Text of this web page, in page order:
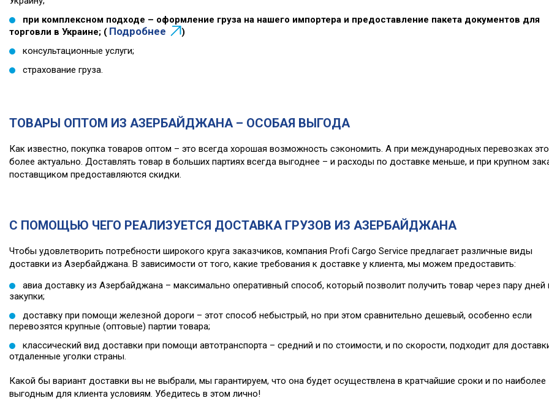
при комплексном подходе – оформление груза на нашего импортера и предоставление пакета документов для
торговли в Украине; ( Подробнее
)
консультационные услуги;
страхование груза.
ТОВАРЫ ОПТОМ ИЗ АЗЕРБАЙДЖАНА – ОСОБАЯ ВЫГОДА
Как известно, покупка товаров оптом – это всегда хорошая возможность сэкономить. А при международных перевозках
более актуально. Доставлять товар в больших партиях всегда выгоднее – и расходы по доставке меньше, и при крупном
поставщиком предоставляются скидки.
С ПОМОЩЬЮ ЧЕГО РЕАЛИЗУЕТСЯ ДОСТАВКА ГРУЗОВ ИЗ АЗЕРБАЙДЖАНА
Чтобы удовлетворить потребности широкого круга заказчиков, компания Profi Cargo Service предлагает различные виды
доставки из Азербайджана. В зависимости от того, какие требования к доставке у клиента, мы можем предоставить:
авиа доставку из Азербайджана – максимально оперативный способ, который позволит получить товар через пару дней
закупки;
доставку при помощи железной дороги – этот способ небыстрый, но при этом сравнительно дешевый, особенно если
перевозятся крупные (оптовые) партии товара;
классический вид доставки при помощи автотранспорта – средний и по стоимости, и по скорости, подходит для
отдаленные уголки страны.
Какой бы вариант доставки вы не выбрали, мы гарантируем, что она будет осуществлена в кратчайшие сроки и по наиболее
выгодным для клиента условиям. Убедитесь в этом лично!